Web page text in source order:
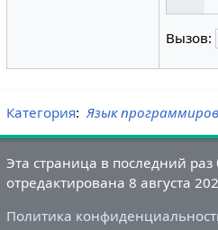
Вызов:
Категория: Язык
Эта страница в последний
отредактирована 8 августа
Политика